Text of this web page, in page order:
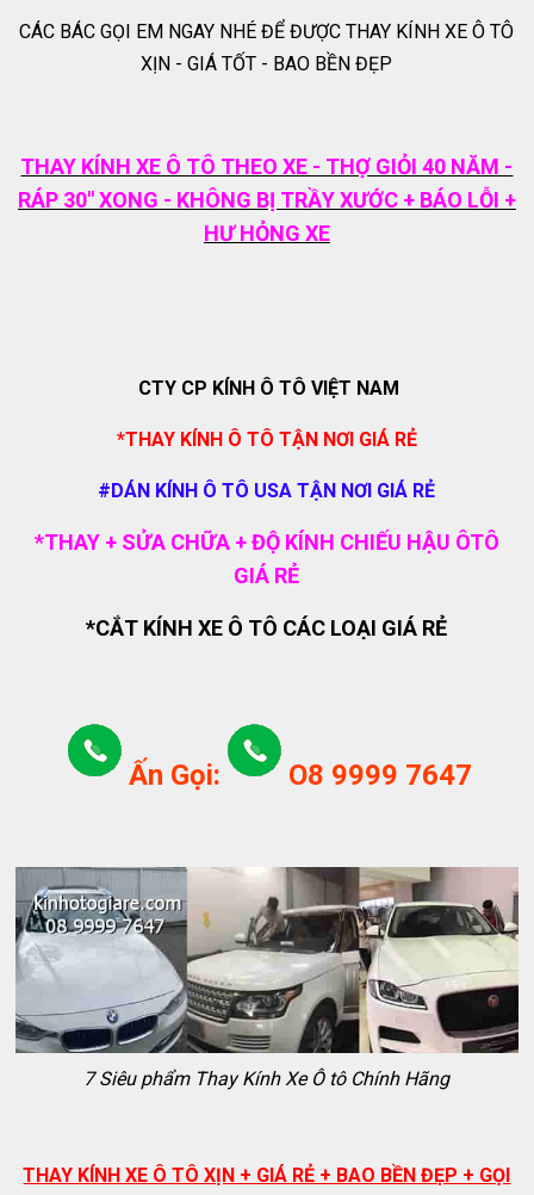
CÁC BÁC GỌI EM NGAY NHÉ ĐỂ ĐƯỢC THAY KÍNH XE Ô TÔ
XỊN - GIÁ TỐT - BAO BỀN ĐẸP
THAY KÍNH XE Ô TÔ THEO XE - THỢ GIỎI 40 NĂM -
RÁP 30" XONG - KHÔNG BỊ TRẦY XƯỚC + BÁO LỖI +
HƯ HỎNG XE
CTY CP KÍNH Ô TÔ VIỆT NAM
*THAY KÍNH Ô TÔ TẬN NƠI GIÁ RẺ
#DÁN KÍNH Ô TÔ USA TẬN NƠI GIÁ RẺ
*THAY + SỬA CHỮA + ĐỘ KÍNH CHIẾU HẬU ÔTÔ
GIÁ RẺ
*CẮT KÍNH XE Ô TÔ CÁC LOẠI GIÁ RẺ
Ấn Gọi: O8 9999 7647
7 Siêu phẩm Thay Kính Xe Ô tô Chính Hãng
THAY KÍNH XE Ô TÔ XỊN + GIÁ RẺ + BAO BỀN ĐẸP + GỌI